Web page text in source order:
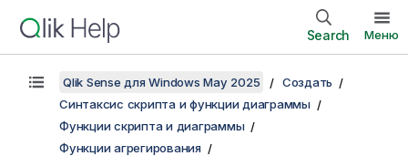
Search Меню
Qlik Sense для Windows May 2025
Создать
Синтаксис скрипта и функции диаграммы
Функции скрипта и диаграммы
Функции агрегирования